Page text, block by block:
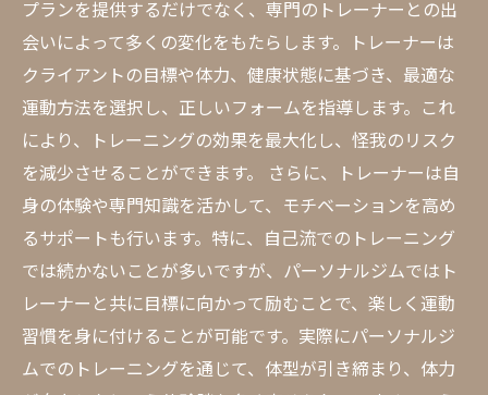
プランを提供するだけでなく、専門のトレーナーとの出
会いによって多くの変化をもたらします。トレーナーは
クライアントの目標や体力、健康状態に基づき、最適な
運動方法を選択し、正しいフォームを指導します。これ
により、トレーニングの効果を最大化し、怪我のリスク
を減少させることができます。 さらに、トレーナーは自
身の体験や専門知識を活かして、モチベーションを高め
るサポートも行います。特に、自己流でのトレーニング
では続かないことが多いですが、パーソナルジムではト
レーナーと共に目標に向かって励むことで、楽しく運動
習慣を身に付けることが可能です。実際にパーソナルジ
ムでのトレーニングを通じて、体型が引き締まり、体力